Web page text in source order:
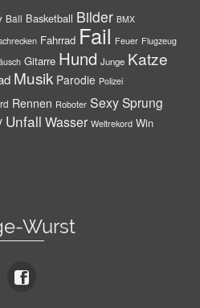
Ball Basketball Bilder BMX
Fahrrad Fail Feuer Flugzeug
Gitarre Hund Junge Katze
Musik Parodie Polizei
Rennen Roboter SexySprung
Unfall Wasser Weltrekord Win
Wurst